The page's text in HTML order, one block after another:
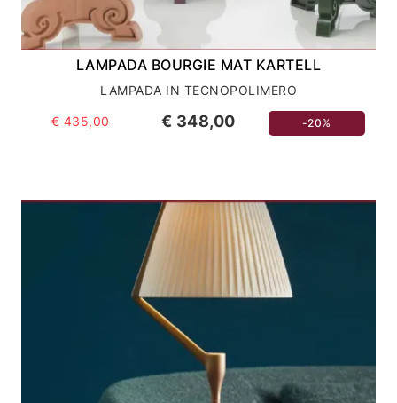
LAMPADA BOURGIE MAT KARTELL
LAMPADA IN TECNOPOLIMERO
€ 435,00 € 348,00 -20%